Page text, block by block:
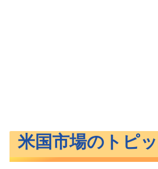
米国市場のトピ